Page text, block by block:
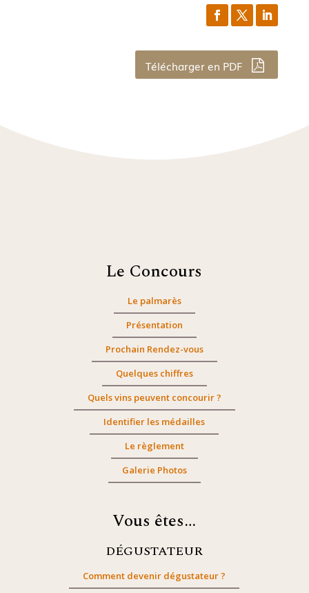
Télécharger en PDF
Le Concours
Le palmarès
Présentation
Prochain Rendez-vous
Quelques chiffres
Quels vins peuvent concourir ?
Identifier les médailles
Le règlement
Galerie Photos
Vous êtes…
DÉGUSTATEUR
Comment devenir dégustateur ?